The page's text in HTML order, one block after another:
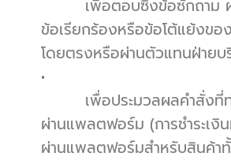
เพื่อตอบซึ่งข้อซักถาม
ข้อเรียกร้องหรือข้อโต้แย้งขอ
โดยตรงหรือผ่านตัวแทนฝ่ายบ
•
เพื่อประมวลผลคำสั่งที่ท่
ผ่านแพลตฟอร์ม (การชำระเงิ
ผ่านแพลตฟอร์มสำหรับสินค้า